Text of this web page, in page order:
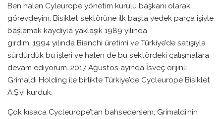
Ben halen Cyleurope yönetim kurulu başkanı olarak
görevdeyim. Bisiklet sektörüne ilk başta yedek parça işiyle
başlamak kaydıyla yaklaşık 1989 yılında
girdim. 1994 yılında Bianchi üretimi ve Türkiye’de satışıyla
sürdürdük bu işleri ve halen de bu sektördeki çalışmalara
devam ediyorum. 2017 Ağustos ayında İsveç orijinli
Grimaldi Holding ile birlikte Türkiye’de Cycleurope Bisiklet
A.Ş’yi kurduk.
Çok kısaca Cycleurope’tan bahsedersem, Grimaldi’nin